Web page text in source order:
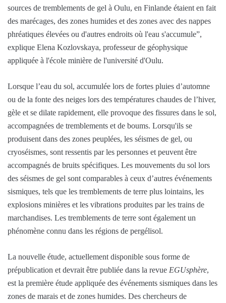
sources de tremblements de gel à Oulu, en Finlande étaient en fait
des marécages, des zones humides et des zones avec des nappes
phréatiques élevées ou d'autres endroits où l'eau s'accumule”,
explique Elena Kozlovskaya, professeur de géophysique
appliquée à l'école minière de l'université d'Oulu.
Lorsque l’eau du sol, accumulée lors de fortes pluies d’automne
ou de la fonte des neiges lors des températures chaudes de l’hiver,
gèle et se dilate rapidement, elle provoque des fissures dans le sol,
accompagnées de tremblements et de boums. Lorsqu'ils se
produisent dans des zones peuplées, les séismes de gel, ou
cryoséismes, sont ressentis par les personnes et peuvent être
accompagnés de bruits spécifiques. Les mouvements du sol lors
des séismes de gel sont comparables à ceux d’autres événements
sismiques, tels que les tremblements de terre plus lointains, les
explosions minières et les vibrations produites par les trains de
marchandises. Les tremblements de terre sont également un
phénomène connu dans les régions de pergélisol.
La nouvelle étude, actuellement disponible sous forme de
prépublication et devrait être publiée dans la revue EGUsphère,
est la première étude appliquée des événements sismiques dans les
zones de marais et de zones humides. Des chercheurs de